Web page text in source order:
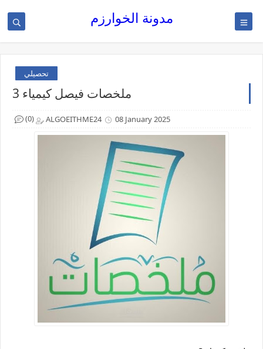
مدونة الخوارزم
تحصيلي
ملخصات فيصل كيمياء 3
ALGOEITHME24 08 January 2025
(0)